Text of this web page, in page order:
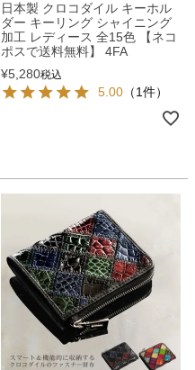
日本製 クロコダイル キーホル
ダー キーリング シャイニング
加工 レディース 全15色 【ネコ
ポスで送料無料】 4FA
¥5,280税込
5.00 （1件）